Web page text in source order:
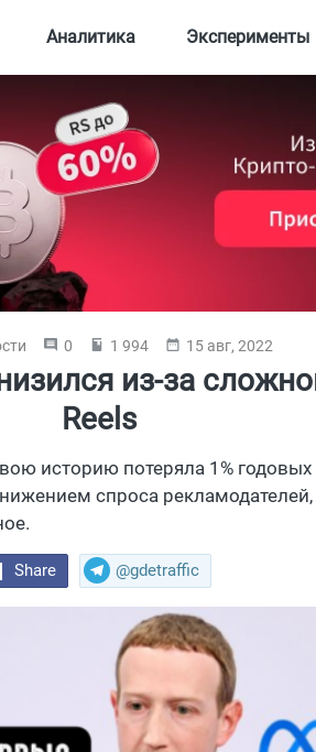
Аналитика Эксперименты
0 1 994 15 авг, 2022
из-за
Reels
историю потеряла 1%
спроса
Share @gdetraffic